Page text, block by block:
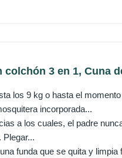
3 en 1, Cuna
los 9 kg o hasta el
incorporada...
a los cuales, el padre
Plegar...
funda que se quita y